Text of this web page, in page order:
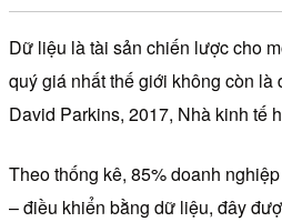
Dữ liệu là tài sản chiến lược cho
quý giá nhất thế giới không còn
David Parkins, 2017, Nhà kinh tế
Theo thống kê, 85% doanh
– điều khiển bằng dữ liệu, đây